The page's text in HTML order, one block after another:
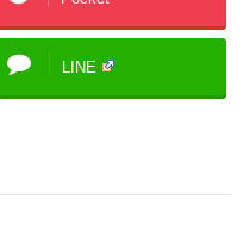
LINE